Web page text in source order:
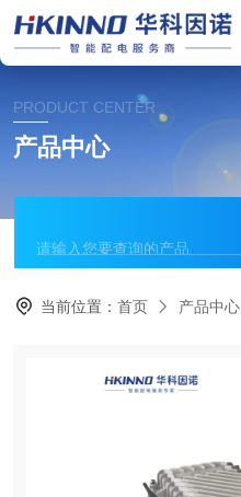
PRODUCT CENTER
产品中心
当前位置：首页 产品中心